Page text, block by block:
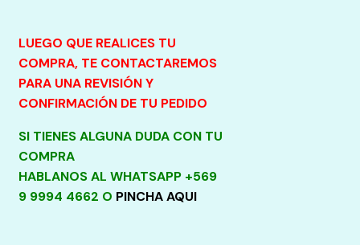
LUEGO QUE REALICES TU
COMPRA, TE CONTACTAREMOS
PARA UNA REVISIÓN Y
CONFIRMACIÓN DE TU PEDIDO
SI TIENES ALGUNA DUDA CON TU
COMPRA
HABLANOS AL WHATSAPP +569
9 9994 4662 O PINCHA AQUI